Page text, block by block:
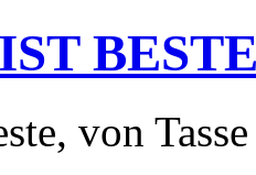
von